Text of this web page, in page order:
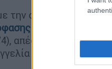
την οποία ζητείται
απέστειλε η
Εφετών Αθηνών.